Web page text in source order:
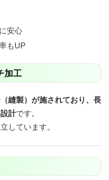
安心
もUP
加工
縫製）が施されており、長
計です。
しています。